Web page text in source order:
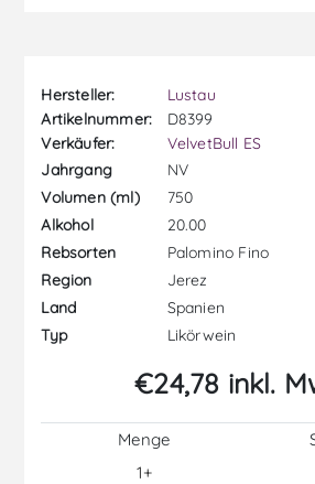
Hersteller:
Lustau
Artikelnummer:
D8399
Verkäufer:
VelvetBull ES
Jahrgang
NV
Volumen (ml)
750
Alkohol
20.00
Rebsorten
Palomino Fino
Region
Jerez
Land
Spanien
Typ
Likörwein
€24,78 inkl.
Menge
1+